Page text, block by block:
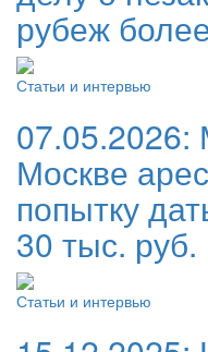
рубеж
Статьи и интервью
07.05.2026:
Москве
попытку
30 тыс. руб.
Статьи и интервью